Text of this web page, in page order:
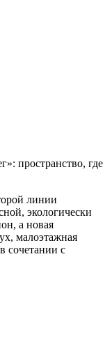
пространство, где
линии
экологически
а новая
малоэтажная
сочетании с